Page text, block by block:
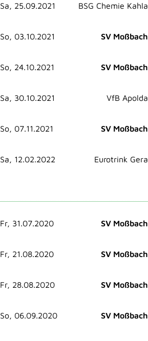
Sa, 25.09.2021 BSG Chemie Kahla
So, 03.10.2021 SV Moßbach
So, 24.10.2021 SV Moßbach
Sa, 30.10.2021 VfB Apolda
So, 07.11.2021 SV Moßbach
Sa, 12.02.2022 Eurotrink Gera
Fr, 31.07.2020 SV Moßbach
Fr, 21.08.2020 SV Moßbach
Fr, 28.08.2020 SV Moßbach
So, 06.09.2020 SV Moßbach